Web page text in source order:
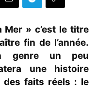
Mer » c’est le titre
fin de l’année.
genre un peu
une histoire
des faits réels : le